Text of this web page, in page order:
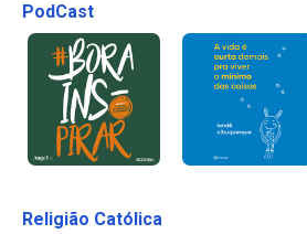
PodCast
Religião Católica